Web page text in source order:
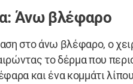
Άνω βλέφαρο
στο άνω βλέφαρο, ο
το δέρμα που
και ένα κομμάτι